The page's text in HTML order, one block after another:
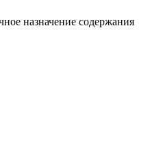
назначение содержания